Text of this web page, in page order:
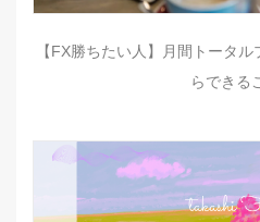
【FX勝ちたい人】月間トータ
らできる